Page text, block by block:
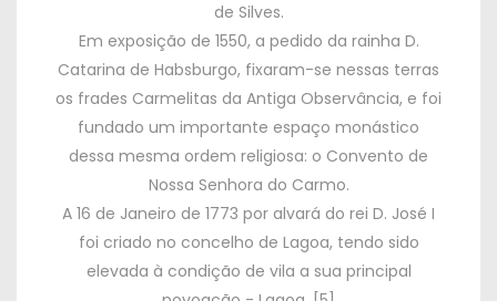
de Silves.
Em exposição de 1550, a pedido da rainha D.
Catarina de Habsburgo, fixaram-se nessas terras
os frades Carmelitas da Antiga Observância, e foi
fundado um importante espaço monástico
dessa mesma ordem religiosa: o Convento de
Nossa Senhora do Carmo.
A 16 de Janeiro de 1773 por alvará do rei D. José I
foi criado no concelho de Lagoa, tendo sido
elevada à condição de vila a sua principal